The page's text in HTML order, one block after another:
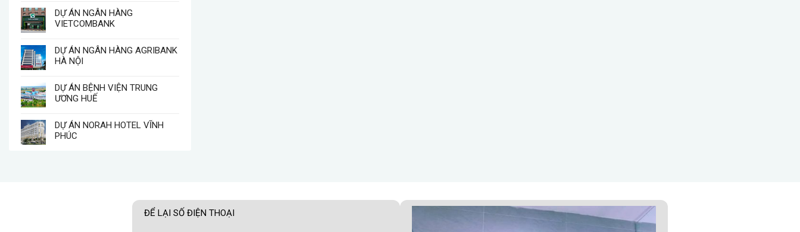
DỰ ÁN NGÂN HÀNG
VIETCOMBANK
DỰ ÁN NGÂN HÀNG AGRIBANK
HÀ NỘI
DỰ ÁN BỆNH VIỆN TRUNG
ƯƠNG HUẾ
DỰ ÁN NORAH HOTEL VĨNH
PHÚC
ĐỂ LẠI SỐ ĐIỆN THOẠI